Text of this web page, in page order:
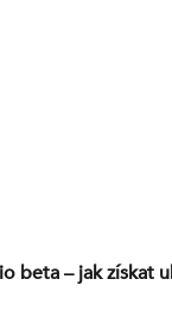
beta – jak získat